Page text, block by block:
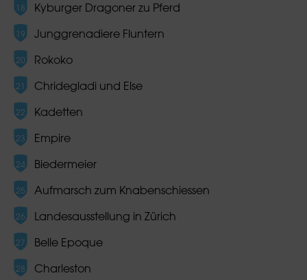
Kyburger Dragoner zu Pferd
Junggrenadiere Fluntern
Rokoko
Chridegladi und Else
Kadetten
Empire
Biedermeier
Aufmarsch zum Knabenschiessen
Landesausstellung in Zürich
Belle Epoque
Charleston